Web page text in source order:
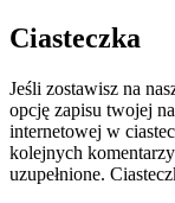
Ciasteczka
Jeśli zostawisz na
opcję zapisu twojej
internetowej w
kolejnych
uzupełnione.